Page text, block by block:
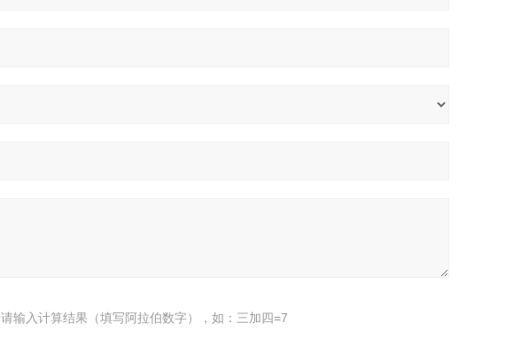
请输入计算结果（填写阿拉伯数字），如：三加四=7